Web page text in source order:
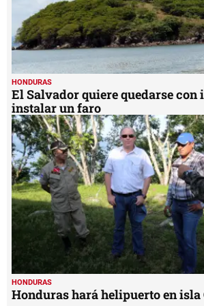
HONDURAS
El Salvador quiere quedarse con
instalar un faro
HONDURAS
Honduras hará helipuerto en isla